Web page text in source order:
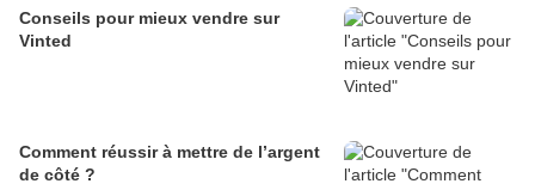
Conseils pour mieux vendre sur
Vinted
Comment réussir à mettre de l’argent
de côté ?